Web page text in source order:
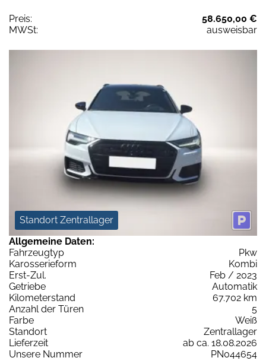
Preis:
58.650,00 €
MWSt:
ausweisbar
Standort Zentrallager
Allgemeine Daten:
Fahrzeugtyp
Pkw
Karosserieform
Kombi
Erst-Zul.
Feb / 2023
Getriebe
Automatik
Kilometerstand
67.702 km
Anzahl der Türen
5
Farbe
Weiß
Standort
Zentrallager
Lieferzeit
ab ca. 18.08.2026
Unsere Nummer
PN044654